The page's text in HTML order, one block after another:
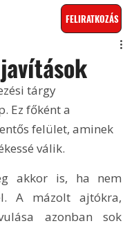
FELIRATKOZÁS
tárgy
Ez főként a
felület, aminek
válik.
akkor is, ha nem
A mázolt ajtókra,
azonban sok